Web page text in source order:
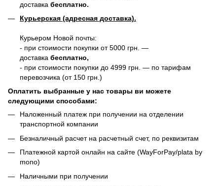
доставка бесплатно.
Курьерская (адресная доставка).
Курьером Новой почты:
- при стоимости покупки от 5000 грн. —
доставка бесплатно,
- при стоимости покупки до 4999 грн. — по тарифам
перевозчика (от 150 грн.)
Оплатить выбранные у нас товары ви можете
следующими способами:
Наложенный платеж при получении на отделении
транспортной компании
Безналичный расчет на расчетный счет, по реквизитам
Платежной картой онлайн на сайте (WayForPay/plata by
mono)
Наличными при получении